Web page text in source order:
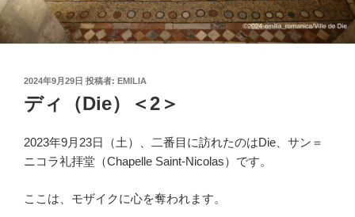
投
日:
2024年9月29日 投稿者: EMILIA
ディ（Die）＜2＞
2023年9月23日（土）、二番目に訪れたのはDie、サン＝
ニコラ礼拝堂（Chapelle Saint-Nicolas）です。
ここは、モザイクに心を奪われます。